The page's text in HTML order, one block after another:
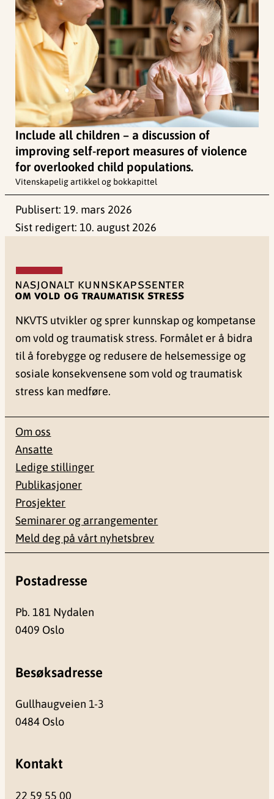
Include all children – a discussion of
improving self-report measures of violence
for overlooked child populations.
Vitenskapelig artikkel og bokkapittel
Publisert: 19. mars 2026
Sist redigert: 10. august 2026
NKVTS utvikler og sprer kunnskap og kompetanse
om vold og traumatisk stress. Formålet er å bidra
til å forebygge og redusere de helsemessige og
sosiale konsekvensene som vold og traumatisk
stress kan medføre.
Om oss
Ansatte
Ledige stillinger
Publikasjoner
Prosjekter
Seminarer og arrangementer
Meld deg på vårt nyhetsbrev
Postadresse
Pb. 181 Nydalen
0409 Oslo
Besøksadresse
Gullhaugveien 1-3
0484 Oslo
Kontakt
22 59 55 00